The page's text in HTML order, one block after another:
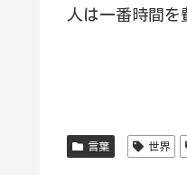
人は一番時間を
言葉 世界